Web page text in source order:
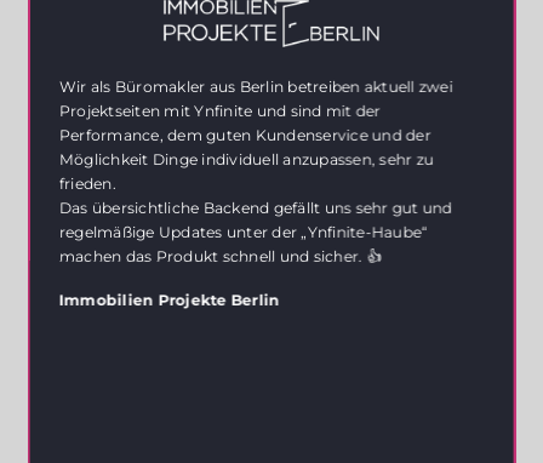
Wir als Büromakler aus Berlin betreiben aktuell zwei
Projektseiten mit Ynfinite und sind mit der
Performance, dem guten Kundenservice und der
Möglichkeit Dinge individuell anzupassen, sehr zu
frieden.
Das übersichtliche Backend gefällt uns sehr gut und
regelmäßige Updates unter der „Ynfinite-Haube“
machen das Produkt schnell und sicher. 👍
Immobilien Projekte Berlin